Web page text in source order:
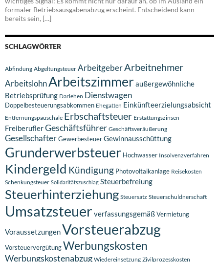
formaler Betriebsausgabenabzug erscheint. Entscheidend kann
bereits sein, […]
SCHLAGWÖRTER
Abfindung Abgeltungsteuer ArbeitgeberArbeitnehmer
ArbeitslohnArbeitszimmeraußergewöhnliche
Betriebsprüfung Darlehen Dienstwagen
Doppelbesteuerungsabkommen Ehegatten Einkünfteerzielungsabsicht
Entfernungspauschale Erbschaftsteuer Erstattungszinsen
FreiberuflerGeschäftsführer Geschäftsveräußerung
GesellschafterGewerbesteuerGewinnausschüttung
Grunderwerbsteuer Hochwasser Insolvenzverfahren
Kindergeld Kündigung Photovoltaikanlage Reisekosten
Schenkungsteuer Solidaritätszuschlag Steuerbefreiung
Steuerhinterziehung Steuersatz Steuerschuldnerschaft
Umsatzsteuer verfassungsgemäßVermietung
VoraussetzungenVorsteuerabzug
VorsteuervergütungWerbungskosten
Werbungskostenabzug Wiedereinsetzung Zivilprozesskosten